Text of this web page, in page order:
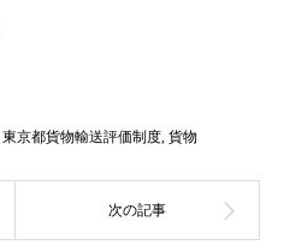
東京都貨物輸送評価制度, 貨物